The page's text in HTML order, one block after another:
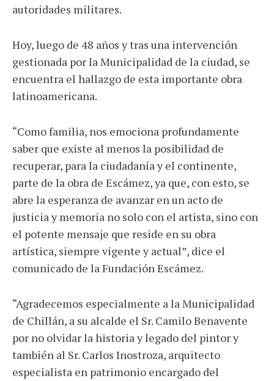
autoridades militares.
Hoy, luego de 48 años y tras una intervención
gestionada por la Municipalidad de la ciudad, se
encuentra el hallazgo de esta importante obra
latinoamericana.
“Como familia, nos emociona profundamente
saber que existe al menos la posibilidad de
recuperar, para la ciudadanía y el continente,
parte de la obra de Escámez, ya que, con esto, se
abre la esperanza de avanzar en un acto de
justicia y memoria no solo con el artista, sino con
el potente mensaje que reside en su obra
artística, siempre vigente y actual”, dice el
comunicado de la Fundación Escámez.
“Agradecemos especialmente a la Municipalidad
de Chillán, a su alcalde el Sr. Camilo Benavente
por no olvidar la historia y legado del pintor y
también al Sr. Carlos Inostroza, arquitecto
especialista en patrimonio encargado del